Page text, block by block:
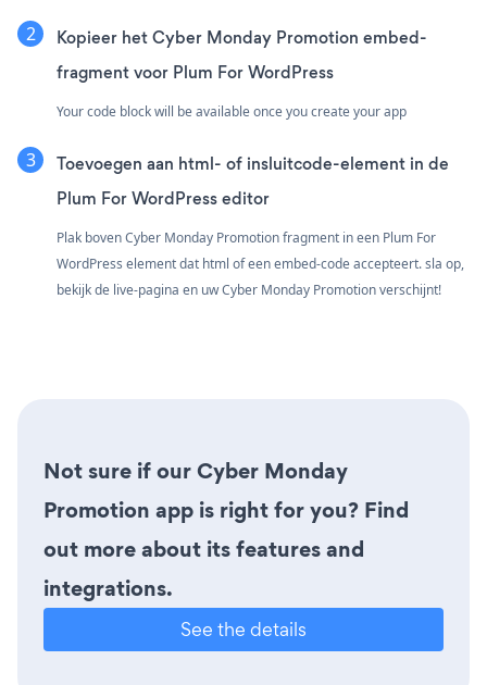
Kopieer het Cyber Monday Promotion embed-
fragment voor Plum For WordPress
Your code block will be available once you create your app
Toevoegen aan html- of insluitcode-element in de
Plum For WordPress editor
Plak boven Cyber Monday Promotion fragment in een Plum For
WordPress element dat html of een embed-code accepteert. sla op,
bekijk de live-pagina en uw Cyber Monday Promotion verschijnt!
Not sure if our Cyber Monday
Promotion app is right for you? Find
out more about its features and
integrations.
See the details